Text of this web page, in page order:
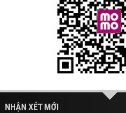
NHẬN XÉT MỚI